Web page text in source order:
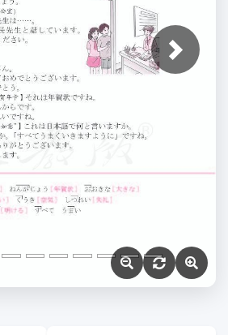
下一张